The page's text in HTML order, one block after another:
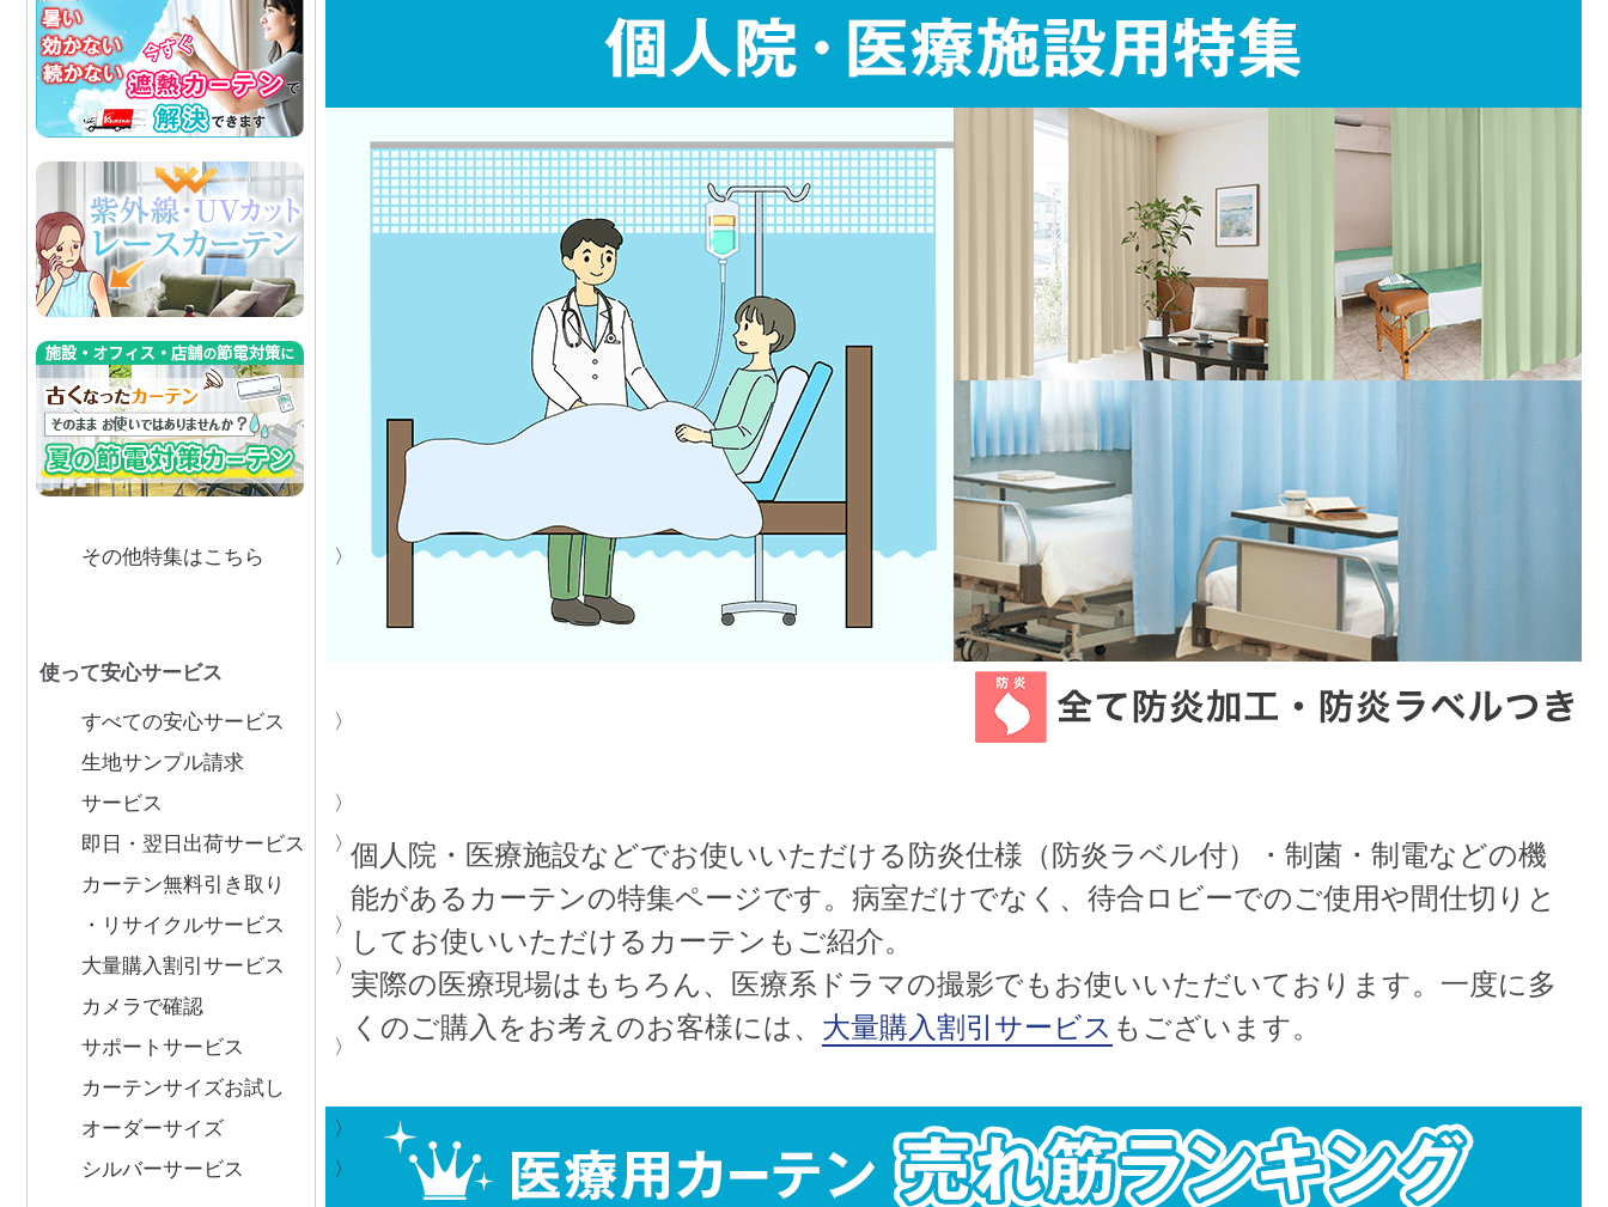
個人院・医療施設などでお使いいただける防炎仕様（防炎ラベル付）・制菌・制電などの機
能があるカーテンの特集ページです。病室だけでなく、待合ロビーでのご使用や間仕切りと
してお使いいただけるカーテンもご紹介。
実際の医療現場はもちろん、医療系ドラマの撮影でもお使いいただいております。一度に多
くのご購入をお考えのお客様には、 大量購入割引サービス もございます。
その他特集はこちら
使って安心サービス
すべての安心サービス
生地サンプル請求
サービス
即日・翌日出荷サービス
カーテン無料引き取り
・リサイクルサービス
大量購入割引サービス
カメラで確認
サポートサービス
カーテンサイズお試し
オーダーサイズ
シルバーサービス